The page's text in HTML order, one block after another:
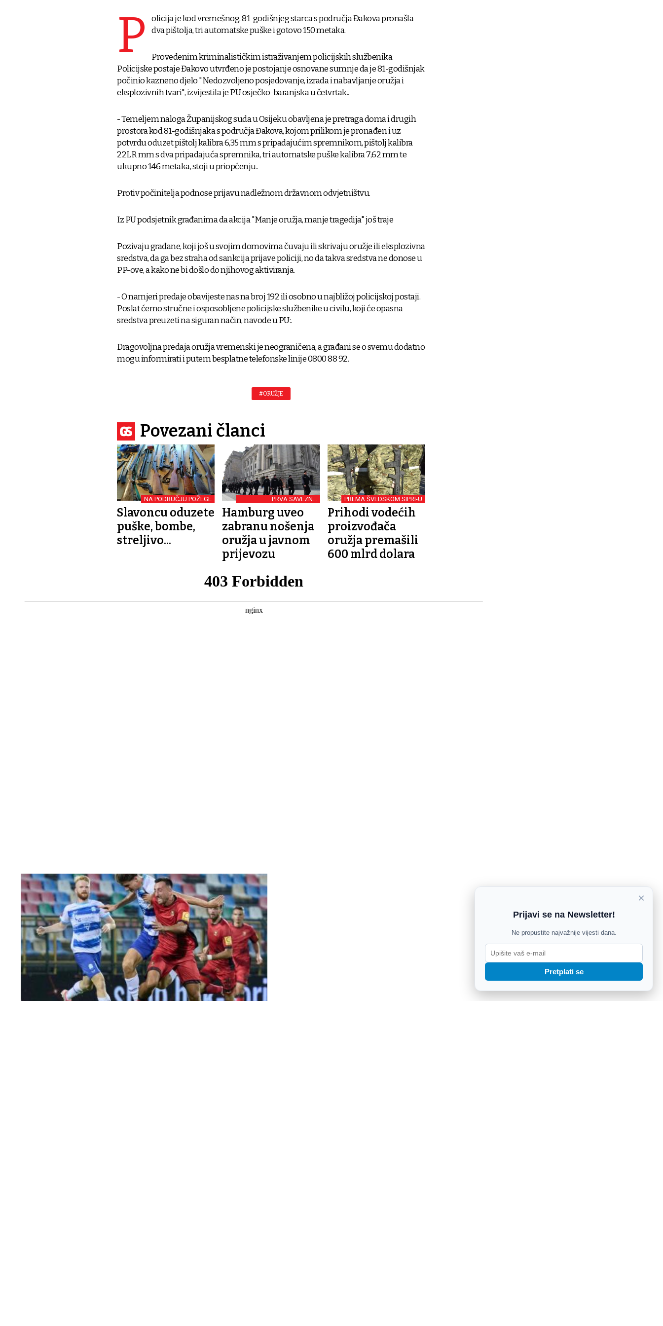
P
olicija je kod vremešnog, 81-godišnjeg starca s područja Đakova pronašla
dva pištolja, tri automatske puške i gotovo 150 metaka.
Provedenim kriminalističkim istraživanjem policijskih službenika
Policijske postaje Đakovo utvrđeno je postojanje osnovane sumnje da je 81-godišnjak
počinio kazneno djelo "Nedozvoljeno posjedovanje, izrada i nabavljanje oružja i
eksplozivnih tvari", izvijestila je PU osječko-baranjska u četvrtak..
- Temeljem naloga Županijskog suda u Osijeku obavljena je pretraga doma i drugih
prostora kod 81-godišnjaka s područja Đakova, kojom prilikom je pronađen i uz
potvrdu oduzet pištolj kalibra 6,35 mm s pripadajućim spremnikom, pištolj kalibra
22LR mm s dva pripadajuća spremnika, tri automatske puške kalibra 7,62 mm te
ukupno 146 metaka, stoji u priopćenju..
Protiv počinitelja podnose prijavu nadležnom državnom odvjetništvu.
Iz PU podsjetnik građanima da akcija "Manje oružja, manje tragedija" još traje
Pozivaju građane, koji još u svojim domovima čuvaju ili skrivaju oružje ili eksplozivna
sredstva, da ga bez straha od sankcija prijave policiji, no da takva sredstva ne donose u
PP-ove, a kako ne bi došlo do njihovog aktiviranja.
- O namjeri predaje obavijeste nas na broj 192 ili osobno u najbližoj policijskoj postaji.
Poslat ćemo stručne i osposobljene policijske službenike u civilu, koji će opasna
sredstva preuzeti na siguran način, navode u PU:.
Dragovoljna predaja oružja vremenski je neograničena, a građani se o svemu dodatno
mogu informirati i putem besplatne telefonske linije 0800 88 92.
#ORUŽJE
Povezani članci
NA PODRUČJU POŽEGE
Slavoncu oduzete
puške, bombe,
streljivo...
PRVA SAVEZNA
POKRAJINA
Hamburg uveo
zabranu nošenja
oružja u javnom
prijevozu
PREMA ŠVEDSKOM SIPRI-U
Prihodi vodećih
proizvođača
oružja premašili
600 mlrd dolara
×
Prijavi se na Newsletter!
Ne propustite najvažnije vijesti dana.
Pretplati se